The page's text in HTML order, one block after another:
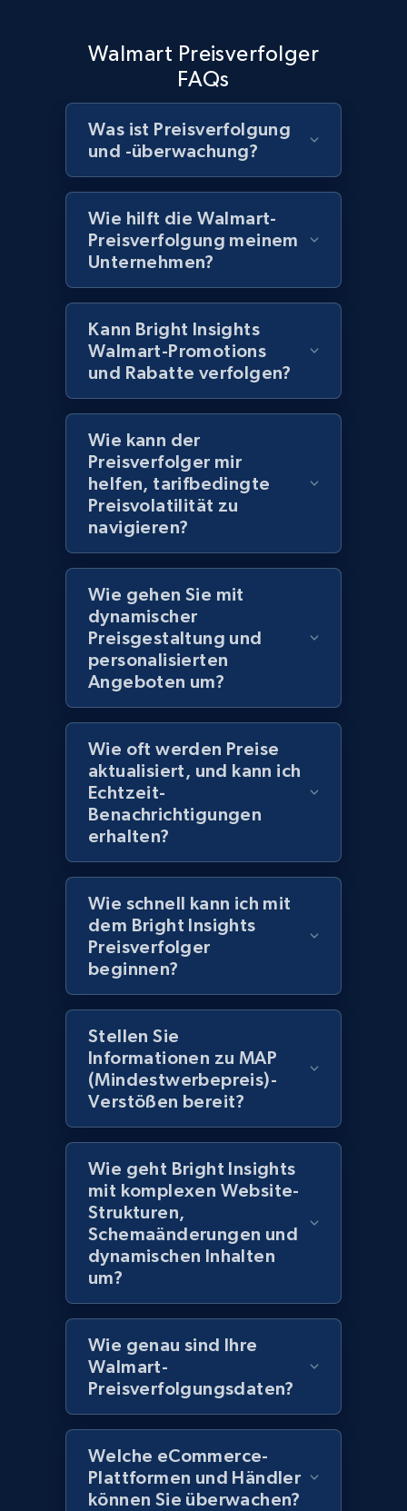
specified UPC
URL, Domain, Country code, Model number,
Sku, Product id, Product name, Manufacturer,
and more.
2.1K+ 355+ Jetzt anfangen
Home Depot US - Discovery products by
specific category URL
URL, Domain, Country code, Model number,
Sku, Product id, Product name, Manufacturer,
and more.
Amazon products global dataset
Title, Seller name, Brand, Description, Initial
price, Currency, Availability, Reviews count, and
more.
2.1K+ 375+
Amazon products global dataset - Collects
products by specific category URL
Title, Seller name, Brand, Description, Initial
price, Currency, Availability, Reviews count, and
2.1K+ 375+
Amazon products global dataset -
Collecting products by keyword search
Title, Seller name, Brand, Description, Initial
2.1K+ 375+ Jetzt anfangen
Amazon products global dataset - Collects
products by best sellers category URL
Title, Seller name, Brand, Description, Initial
price, Currency, Availability, Reviews count, and
2.1K+ 375+ Jetzt anfangen
Amazon products global dataset - Collect
Amazon products by seller URL
Title, Seller name, Brand, Description, Initial
price, Currency, Availability, Reviews count, and
Walmart Preisverfolger
FAQs
Was ist Preisverfolgung
und -überwachung?
Wie hilft die Walmart-
Preisverfolgung meinem
Unternehmen?
Kann Bright Insights
Walmart-Promotions
und Rabatte verfolgen?
Wie kann der
Preisverfolger mir
helfen, tarifbedingte
Preisvolatilität zu
navigieren?
Wie gehen Sie mit
dynamischer
Preisgestaltung und
personalisierten
Angeboten um?
Wie oft werden Preise
aktualisiert, und kann ich
Echtzeit-
Benachrichtigungen
erhalten?
Wie schnell kann ich mit
dem Bright Insights
Preisverfolger
beginnen?
Stellen Sie
Informationen zu MAP
(Mindestwerbepreis)-
Verstößen bereit?
Wie geht Bright Insights
mit komplexen Website-
Strukturen,
Schemaänderungen und
dynamischen Inhalten
um?
Wie genau sind Ihre
Walmart-
Preisverfolgungsdaten?
Welche eCommerce-
Plattformen und Händler
können Sie überwachen?